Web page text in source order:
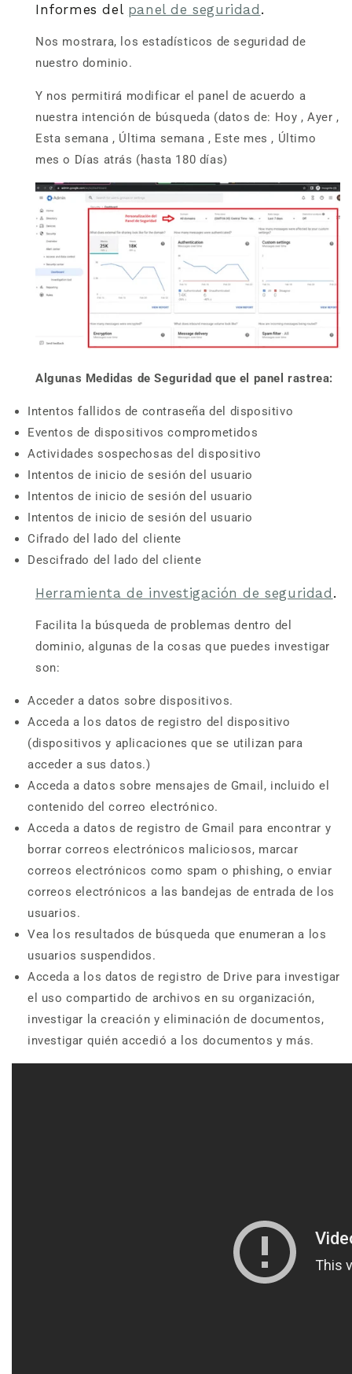
Informes del panel de seguridad .
Nos mostrara, los estadísticos de seguridad de
nuestro dominio.
Y nos permitirá modificar el panel de acuerdo a
nuestra intención de búsqueda (datos de: Hoy , Ayer ,
Esta semana , Última semana , Este mes , Último
mes o Días atrás (hasta 180 días)
Algunas Medidas de Seguridad que el panel rastrea:
Intentos fallidos de contraseña del dispositivo
Eventos de dispositivos comprometidos
Actividades sospechosas del dispositivo
Intentos de inicio de sesión del usuario
Intentos de inicio de sesión del usuario
Intentos de inicio de sesión del usuario
Cifrado del lado del cliente
Descifrado del lado del cliente
Herramienta de investigación de seguridad .
Facilita la búsqueda de problemas dentro del
dominio, algunas de la cosas que puedes investigar
son:
Acceder a datos sobre dispositivos.
Acceda a los datos de registro del dispositivo
(dispositivos y aplicaciones que se utilizan para
acceder a sus datos.)
Acceda a datos sobre mensajes de Gmail, incluido el
contenido del correo electrónico.
Acceda a datos de registro de Gmail para encontrar y
borrar correos electrónicos maliciosos, marcar
correos electrónicos como spam o phishing, o enviar
correos electrónicos a las bandejas de entrada de los
usuarios.
Vea los resultados de búsqueda que enumeran a los
usuarios suspendidos.
Acceda a los datos de registro de Drive para investigar
el uso compartido de archivos en su organización,
investigar la creación y eliminación de documentos,
investigar quién accedió a los documentos y más.